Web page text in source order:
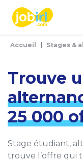
Accueil Stages &
Trouve
25 000
Stage étudiant,
trouve l’offre qui
Panneau de gestion